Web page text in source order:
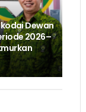
Dewan
2026–